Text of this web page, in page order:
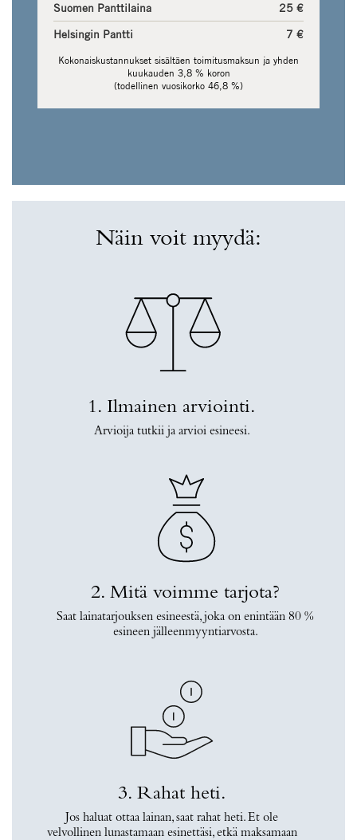
Suomen Panttilaina 25 €
Helsingin Pantti
7 €
Kokonaiskustannukset sisältäen toimitusmaksun ja yhden
kuukauden 3,8% koron
(todellinen vuosikorko 46,8 %)
Näin voit myydä:
1. Ilmainen arviointi.
Arvioija tutkii ja arvioi esineesi.
2. Mitä voimme tarjota?
Saat lainatarjouksen esineestä, joka on enintään 80 %
esineen jälleenmyyntiarvosta.
3. Rahat heti.
Jos haluat ottaa lainan, saat rahat heti. Et ole
velvollinen lunastamaan esinettäsi, etkä maksamaan